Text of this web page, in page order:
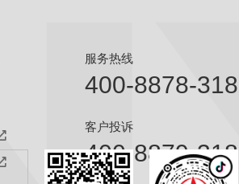
服务热线
400-8878-318
客户投诉
400-8879-318